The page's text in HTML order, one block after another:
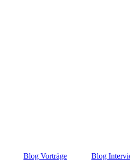
Blog Vorträge Blog